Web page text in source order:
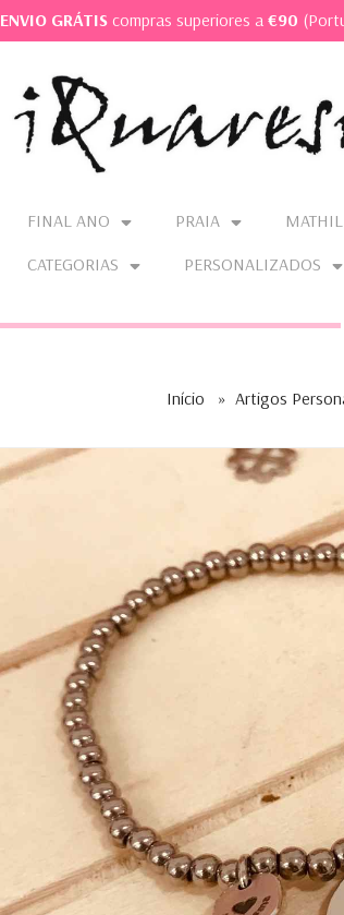
ENVIO GRÁTIS compras superiores a €90
FINAL ANO PRAIA
CATEGORIAS
PERSONALIZADOS
Início » Artigos